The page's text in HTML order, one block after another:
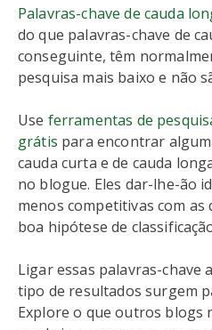
Palavras-chave de cauda
do que palavras-chave de
conseguinte, têm
pesquisa mais baixo e não
Use ferramentas de
grátis para encontrar
cauda curta e de cauda
no blogue. Eles dar-lhe-ão
menos competitivas com
boa hipótese de
Ligar essas palavras-chave
tipo de resultados surgem
Explore o que outros blogs